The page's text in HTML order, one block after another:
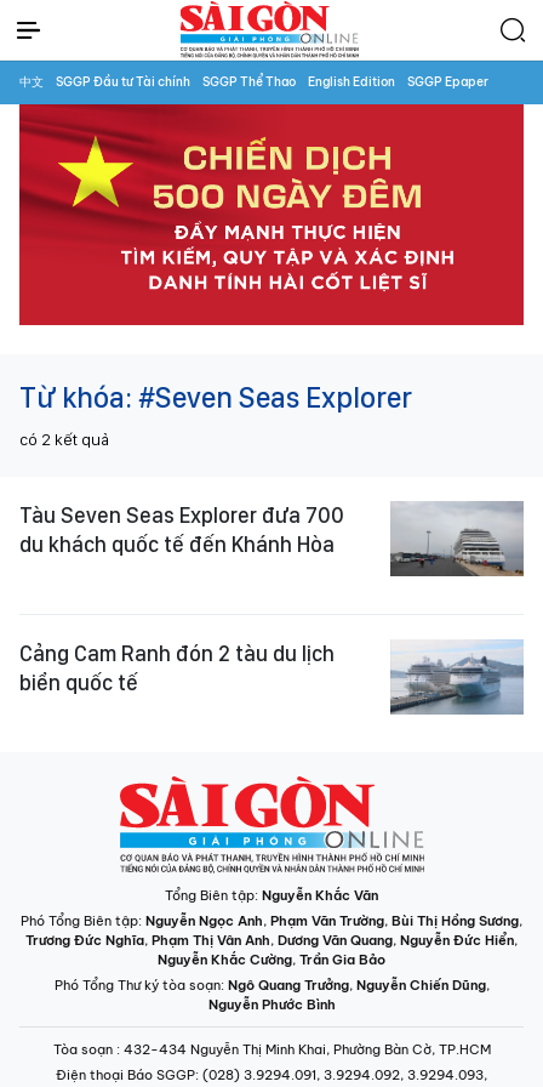
中文 SGGP Đầu tư Tài chính SGGP Thể Thao English Edition SGGP Epaper
Từ khóa: #Seven Seas Explorer
có 2 kết quả
Tàu Seven Seas Explorer đưa 700
du khách quốc tế đến Khánh Hòa
Cảng Cam Ranh đón 2 tàu du lịch
biển quốc tế
Tổng Biên tập: Nguyễn Khắc Văn
Phó Tổng Biên tập: Nguyễn Ngọc Anh, Phạm Văn Trường, Bùi Thị Hồng Sương,
Trương Đức Nghĩa, Phạm Thị Vân Anh, Dương Văn Quang, Nguyễn Đức Hiển,
Nguyễn Khắc Cường, Trần Gia Bảo
Phó Tổng Thư ký tòa soạn: Ngô Quang Trưởng, Nguyễn Chiến Dũng,
Nguyễn Phước Bình
Tòa soạn : 432-434 Nguyễn Thị Minh Khai, Phường Bàn Cờ, TP.HCM
Điện thoại Báo SGGP: (028) 3.9294.091, 3.9294.092, 3.9294.093,